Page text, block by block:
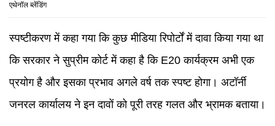
एथेनॉल ब्लेंडिंग
स्पष्टीकरण में कहा गया कि कुछ मीडिया रिपोर्टों में दावा किया गया था
कि सरकार ने सुप्रीम कोर्ट में कहा है कि E20 कार्यक्रम अभी एक
प्रयोग है और इसका प्रभाव अगले वर्ष तक स्पष्ट होगा। अटॉर्नी
जनरल कार्यालय ने इन दावों को पूरी तरह गलत और भ्रामक बताया।